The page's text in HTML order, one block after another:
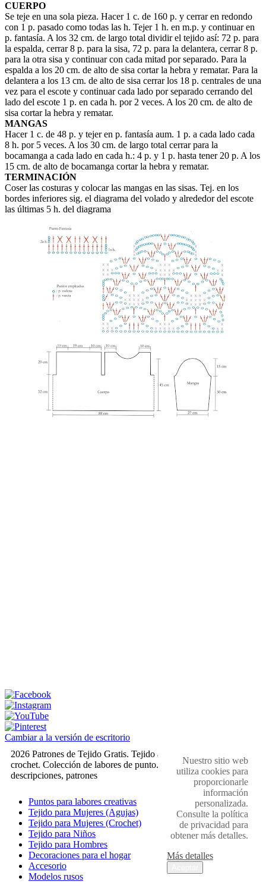
CUERPO
Se teje en una sola pieza. Hacer 1 c. de 160 p. y cerrar en redondo
con 1 p. pasado como todas las h. Tejer 1 h. en m.p. y continuar en
p. fantasía. A los 32 cm. de largo total dividir el tejido así: 72 p. para
la espalda, cerrar 8 p. para la sisa, 72 p. para la delantera, cerrar 8 p.
para la otra sisa y continuar con cada mitad por separado. Para la
espalda a los 20 cm. de alto de sisa cortar la hebra y rematar. Para la
delantera a los 13 cm. de alto de sisa cerrar los 18 p. centrales de una
vez para el escote y continuar cada lado por separado cerrando del
lado del escote 1 p. en cada h. por 2 veces. A los 20 cm. de alto de
sisa cortar la hebra y rematar.
MANGAS
Hacer 1 c. de 48 p. y tejer en p. fantasía aum. 1 p. a cada lado cada
8 h. por 5 veces. A los 30 cm. de largo total cerrar para la
bocamanga a cada lado en cada h.: 4 p. y 1 p. hasta tener 20 p. A los
15 cm. de alto de bocamanga cortar la hebra y rematar.
TERMINACIÓN
Coser las costuras y colocar las mangas en las sisas. Tej. en los
bordes inferiores sig. el diagrama del volado y alrededor del escote
las últimas 5 h. del diagrama
Cambiar a la versión de escritorio
2026 Patrones de Tejido Gratis. Tejido a dos agujas y
crochet. Colección de labores de punto. Muestras,
descripciones, patrones
Puntos para labores creativas
Tejido para Mujeres (Agujas)
Tejido para Mujeres (Crochet)
Tejido para Niños
Tejido para Hombres
Decoraciones para el hogar
Accesorio
Modelos rusos
Nuestro sitio web
utiliza cookies para
proporcionarle
información
personalizada.
Consulte la política
de privacidad para
obtener más detalles.
Más detalles